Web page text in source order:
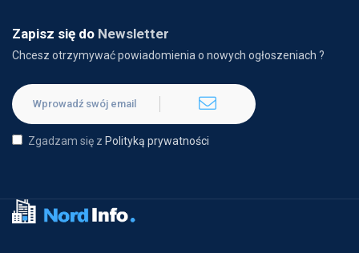
Zapisz się do Newsletter
Chcesz otrzymywać powiadomienia o nowych ogłoszeniach ?
Zgadzam się z Polityką prywatności